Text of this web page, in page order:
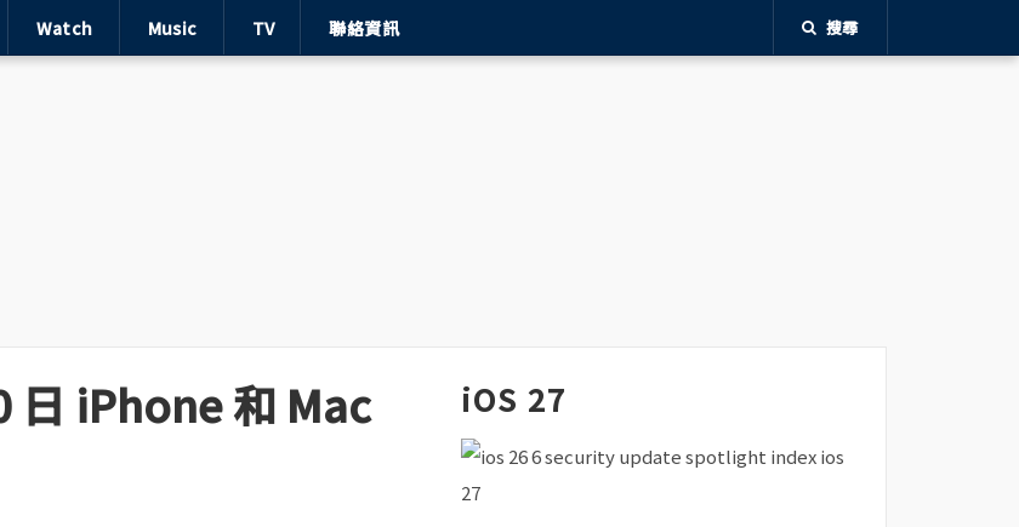
Watch Music TV 聯絡資訊 搜尋
日 iPhone 和 Mac
iOS 27